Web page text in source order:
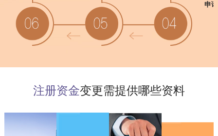
材料
注册资金变更需提供哪些资料